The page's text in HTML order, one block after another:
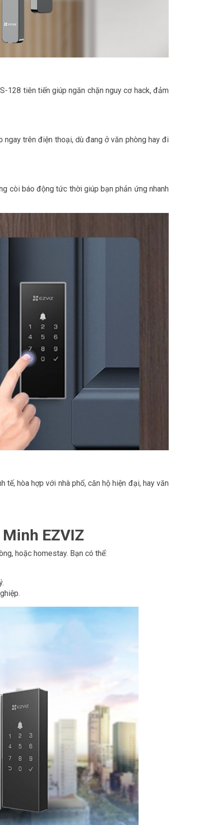
128 tiên tiến giúp ngăn chặn nguy cơ hack, đảm
trên điện thoại, dù đang ở văn phòng hay đi
còi báo động tức thời giúp bạn phản ứng nhanh
hòa hợp với nhà phố, căn hộ hiện đại, hay văn
EZVIZ
hoặc homestay. Bạn có thể: